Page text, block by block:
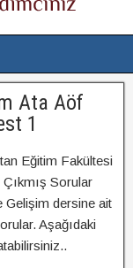
Ata Aöf
1
Eğitim Fakültesi
Çıkmış Sorular
Gelişim dersine ait
Aşağıdaki